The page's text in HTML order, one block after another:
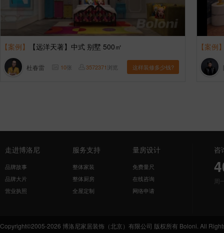
【案例】 【远洋天著】中式 别墅 500㎡
杜春雷 10张 3572371浏览 这样装修多少钱?
【案例
走进博洛尼
品牌故事
品牌大片
营业执照
服务支持
整体家装
整体厨房
全屋定制
量房设计
免费量尺
在线咨询
网络申请
咨
周
Copyright©2005-2026 博洛尼家居装饰（北京）有限公司 版权所有 Boloni. All